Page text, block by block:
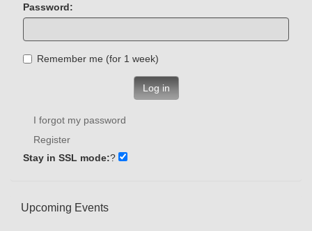
Password:
Remember me (for 1 week)
Log in
I forgot my password
Register
Stay in SSL mode:?
Upcoming Events